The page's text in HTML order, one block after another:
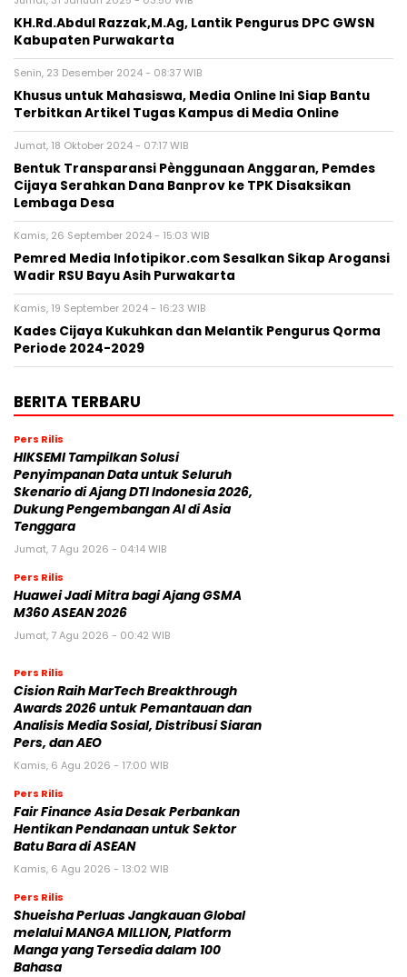
KH.Rd.Abdul Razzak,M.Ag, Lantik Pengurus DPC GWSN
Kabupaten Purwakarta
Senin, 23 Desember 2024 - 08:37 WIB
Khusus untuk Mahasiswa, Media Online Ini Siap Bantu
Terbitkan Artikel Tugas Kampus di Media Online
Jumat, 18 Oktober 2024 - 07:17 WIB
Bentuk Transparansi Pènggunaan Anggaran, Pemdes
Cijaya Serahkan Dana Banprov ke TPK Disaksikan
Lembaga Desa
Kamis, 26 September 2024 - 15:03 WIB
Pemred Media Infotipikor.com Sesalkan Sikap Arogansi
Wadir RSU Bayu Asih Purwakarta
Kamis, 19 September 2024 - 16:23 WIB
Kades Cijaya Kukuhkan dan Melantik Pengurus Qorma
Periode 2024-2029
BERITA TERBARU
Pers Rilis
HIKSEMI Tampilkan Solusi
Penyimpanan Data untuk Seluruh
Skenario di Ajang DTI Indonesia 2026,
Dukung Pengembangan AI di Asia
Tenggara
Jumat, 7 Agu 2026 - 04:14 WIB
Pers Rilis
Huawei Jadi Mitra bagi Ajang GSMA
M360 ASEAN 2026
Jumat, 7 Agu 2026 - 00:42 WIB
Pers Rilis
Cision Raih MarTech Breakthrough
Awards 2026 untuk Pemantauan dan
Analisis Media Sosial, Distribusi Siaran
Pers, dan AEO
Kamis, 6 Agu 2026 - 17:00 WIB
Pers Rilis
Fair Finance Asia Desak Perbankan
Hentikan Pendanaan untuk Sektor
Batu Bara di ASEAN
Kamis, 6 Agu 2026 - 13:02 WIB
Pers Rilis
Shueisha Perluas Jangkauan Global
melalui MANGA MILLION, Platform
Manga yang Tersedia dalam 100
Bahasa